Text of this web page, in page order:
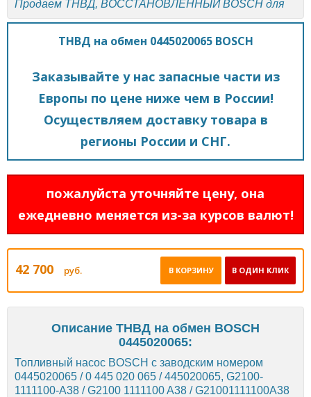
Продаем ТНВД, ВОССТАНОВЛЕННЫЙ BOSCH для
ТНВД на обмен 0445020065 BOSCH
Заказывайте у нас запасные части из
Европы по цене ниже чем в России!
Осуществляем доставку товара в
регионы России и СНГ.
пожалуйста уточняйте цену, она
ежедневно меняется из-за курсов валют!
42 700 руб. В ОДИН КЛИК
В КОРЗИНУ
Описание ТНВД на обмен BOSCH
0445020065:
Топливный насос BOSCH с заводским номером
0445020065 / 0 445 020 065 / 445020065, G2100-
1111100-A38 / G2100 1111100 A38 / G21001111100A38